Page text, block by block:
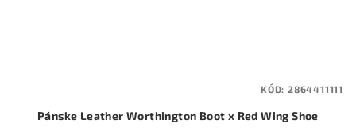
Pánske Leather Worthington Boot x Red Wing Shoe
KÓD: 2864411111